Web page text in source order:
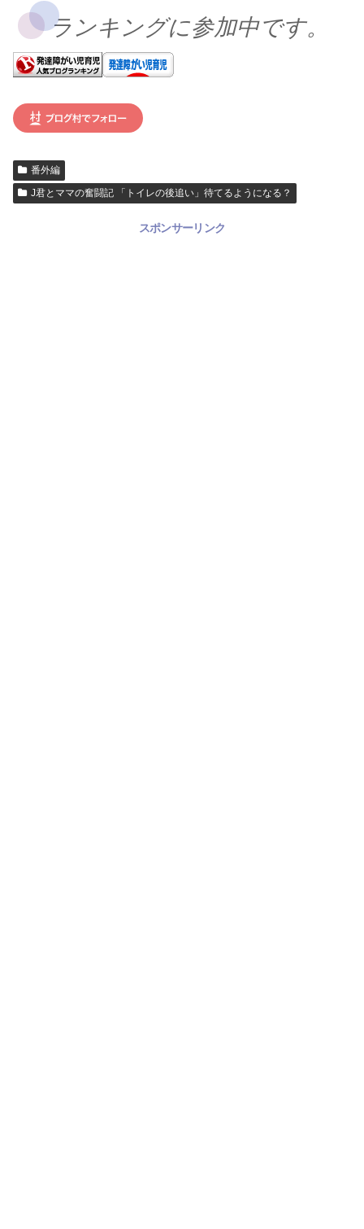
ランキングに参加中です。
番外編
J君とママの奮闘記 「トイレの後追い」待てるようになる？
スポンサーリンク